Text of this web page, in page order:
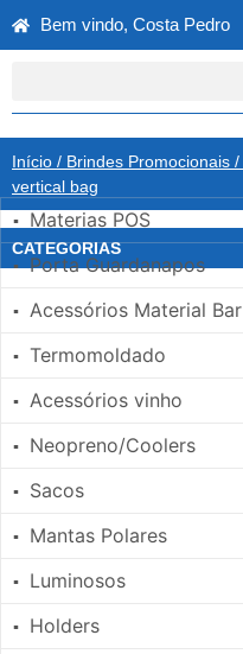
Bem vindo, Costa Pedro
Início / Brindes Promocionais /
vertical bag
CATEGORIAS
▪ Materias POS
▪ Porta Guardanapos
▪ Acessórios Material Bar
▪ Termomoldado
▪ Acessórios vinho
▪ Neopreno/Coolers
▪ Sacos
▪ Mantas Polares
▪ Luminosos
▪ Holders